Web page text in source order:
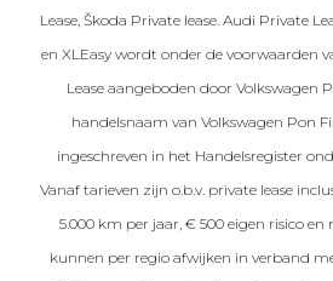
Lease, Škoda Private lease. Audi Private
en XLEasy wordt onder de voorwaarden
Lease aangeboden door Volkswagen
handelsnaam van Volkswagen Pon
ingeschreven in het Handelsregister
Vanaf tarieven zijn o.b.v. private lease
5.000 km per jaar, € 500 eigen risico en
kunnen per regio afwijken in verband